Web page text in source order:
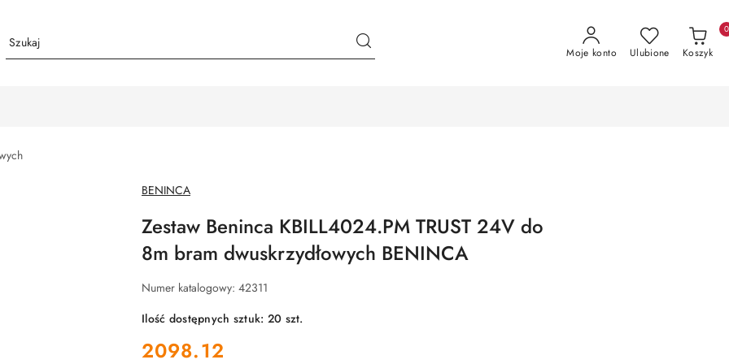
Moje konto Ulubione Koszyk
0
NAZWA
PRODUCENTA:
BENINCA
Zestaw Beninca KBILL4024.PM TRUST 24V do
8m bram dwuskrzydłowych BENINCA
Numer katalogowy: 42311
Ilość dostępnych sztuk: 20 szt.
cena:
2098.12